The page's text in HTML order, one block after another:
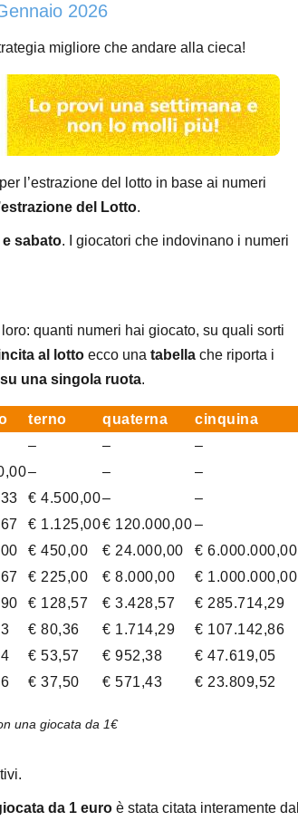
2026
migliore che andare alla cieca!
per l’estrazione del lotto in base ai numeri
del Lotto.
sabato. I giocatori che indovinano i numeri
quanti numeri hai giocato, su quali sorti
al lotto ecco una tabella che riporta i
una singola ruota.
terno quaterna
cinquina
– –
–
– –
–
€ 4.500,00–
–
€ 1.125,00€ 120.000,00–
€ 450,00 € 24.000,00
€ 6.000.000,00
€ 225,00 € 8.000,00
€ 1.000.000,00
€ 128,57 € 3.428,57
€ 285.714,29
€ 80,36 € 1.714,29
€ 107.142,86
€ 53,57 € 952,38
€ 47.619,05
€ 37,50 € 571,43 € 23.809,52
una giocata da 1€
da 1 euro è stata citata interamente dal